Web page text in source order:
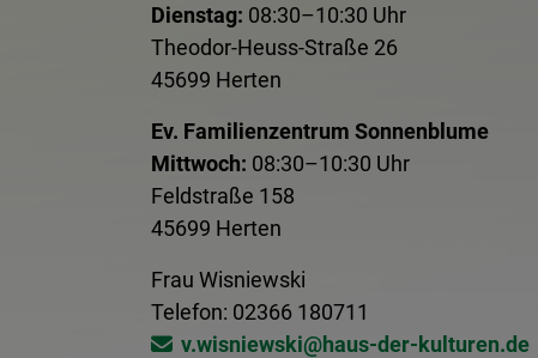
Dienstag: 08:30–10:30 Uhr
Theodor-Heuss-Straße 26
45699 Herten
Ev. Familienzentrum Sonnenblume
Mittwoch: 08:30–10:30 Uhr
Feldstraße 158
45699 Herten
Frau Wisniewski
Telefon: 02366 180711
v.wisniewski@​haus-der-kulturen.de